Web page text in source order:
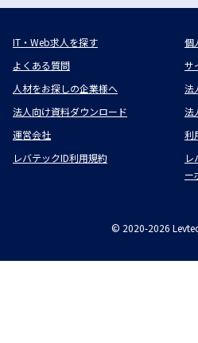
IT・Web求人を探す
個
よくある質問
サ
人材をお探しの企業様へ
法
法人向け資料ダウンロード
法
運営会社
利
レバテックID利用規約
ー
© 2020-2026